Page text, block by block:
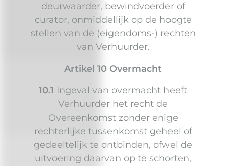
deurwaarder, bewindvoerder of
curator, onmiddellijk op de hoogte
stellen van de (eigendoms-) rechten
van Verhuurder.
Artikel 10 Overmacht
10.1 Ingeval van overmacht heeft
Verhuurder het recht de
Overeenkomst zonder enige
rechterlijke tussenkomst geheel of
gedeeltelijk te ontbinden, ofwel de
uitvoering daarvan op te schorten,